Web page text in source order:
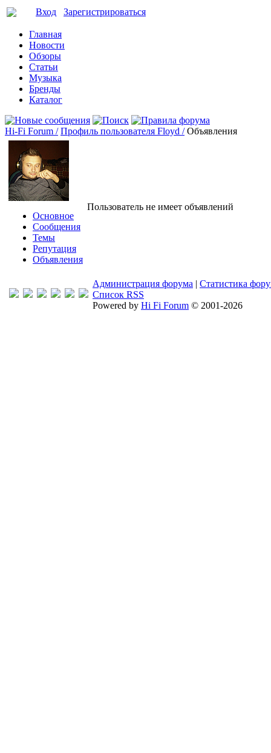
Вход Зарегистрироваться
Главная
Новости
Обзоры
Статьи
Музыка
Бренды
Каталог
Hi-Fi Forum / Профиль пользователя Floyd / Объявления
Основное
Сообщения
Темы
Репутация
Объявления
Пользователь не имеет объявлений
Администрация форума | Статистика
Список RSS
Powered by Hi Fi Forum © 2001-2026